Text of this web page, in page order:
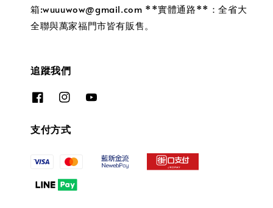
箱:wuuuwow@gmail.com **實體通路**：全省大
全聯與萬家福門市皆有販售。
追蹤我們
支付方式